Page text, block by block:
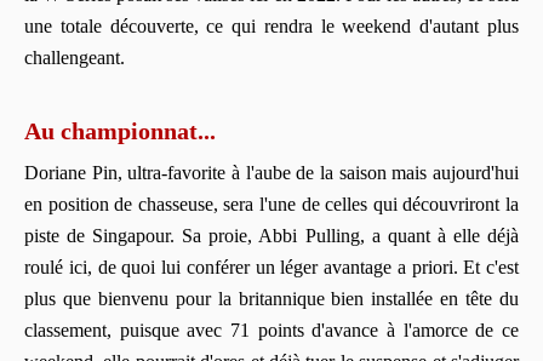
une totale découverte, ce qui rendra le weekend d'autant plus
challengeant.
Au championnat...
Doriane Pin, ultra-favorite à l'aube de la saison mais aujourd'hui
en position de chasseuse, sera l'une de celles qui découvriront la
piste de Singapour. Sa proie, Abbi Pulling, a quant à elle déjà
roulé ici, de quoi lui conférer un léger avantage a priori. Et c'est
plus que bienvenu pour la britannique bien installée en tête du
classement, puisque avec 71 points d'avance à l'amorce de ce